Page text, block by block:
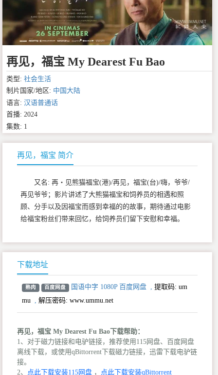
再见，福宝 My Dearest Fu Bao
类型: 社会生活
制片国家/地区: 中国大陆
语言: 汉语普通话
首播: 2024
集数: 1
再见，福宝 简介
又名: 再‧见熊猫福宝(港)/再见，福宝(台)/嗨，爷爷/
再见爷爷；影片讲述了大熊猫福宝和饲养员的相遇和照
顾、分手以及因福宝而感到幸福的的故事，期待通过电影
给福宝粉丝们带来回忆，给饲养员们留下安慰和幸福。
下载地址
熟肉 百度网盘 国语中字 1080P 百度网盘 , 提取码:um
mu , 解压密码: www.ummu.net
再见，福宝 My Dearest Fu Bao下载帮助：
1、对于磁力链接和电驴链接，推荐使用115网盘、百度网盘
离线下载，或使用qBittorrent下载磁力链接，迅雷下载电驴链
接。
2、 点此下载安装115网盘 ， 点此下载安装qBittorrent